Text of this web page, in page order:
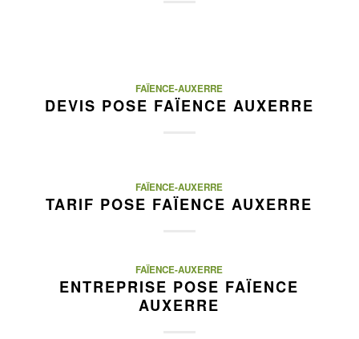
FAÏENCE-AUXERRE
DEVIS POSE FAÏENCE AUXERRE
FAÏENCE-AUXERRE
TARIF POSE FAÏENCE AUXERRE
FAÏENCE-AUXERRE
ENTREPRISE POSE FAÏENCE
AUXERRE